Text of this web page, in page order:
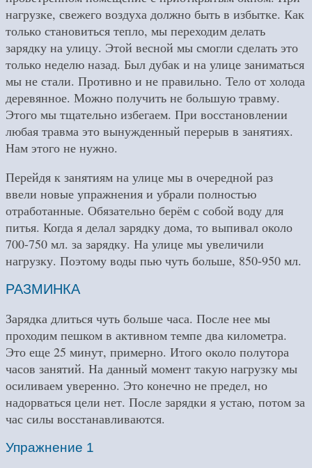
нагрузке, свежего воздуха должно быть в избытке. Как
только становиться тепло, мы переходим делать
зарядку на улицу. Этой весной мы смогли сделать это
только неделю назад. Был дубак и на улице заниматься
мы не стали. Противно и не правильно. Тело от холода
деревянное. Можно получить не большую травму.
Этого мы тщательно избегаем. При восстановлении
любая травма это вынужденный перерыв в занятиях.
Нам этого не нужно.
Перейдя к занятиям на улице мы в очередной раз
ввели новые упражнения и убрали полностью
отработанные. Обязательно берём с собой воду для
питья. Когда я делал зарядку дома, то выпивал около
700-750 мл. за зарядку. На улице мы увеличили
нагрузку. Поэтому воды пью чуть больше, 850-950 мл.
РАЗМИНКА
Зарядка длиться чуть больше часа. После нее мы
проходим пешком в активном темпе два километра.
Это еще 25 минут, примерно. Итого около полутора
часов занятий. На данный момент такую нагрузку мы
осиливаем уверенно. Это конечно не предел, но
надорваться цели нет. После зарядки я устаю, потом за
час силы восстанавливаются.
Упражнение 1